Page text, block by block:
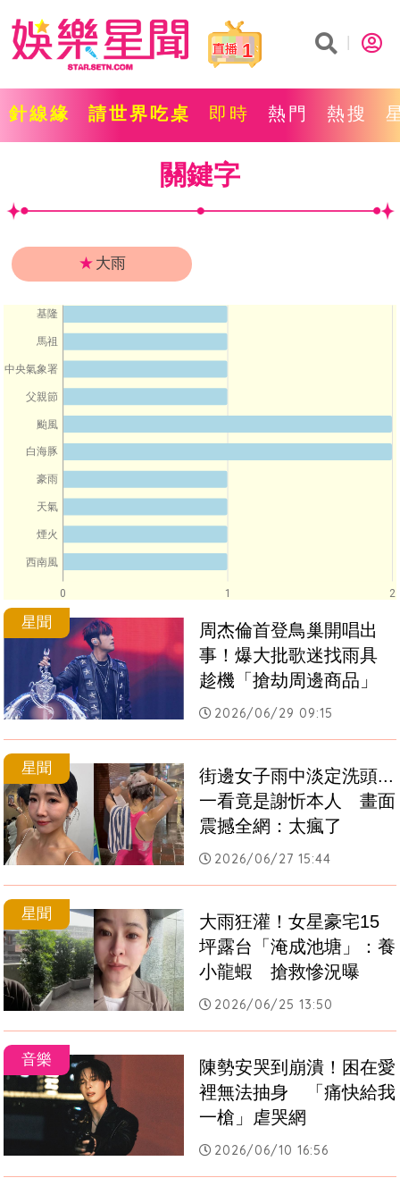
1
針線緣 請世界吃桌 即時 熱門 熱搜
關鍵字
★ 大雨
0 1 2
基隆
馬祖
中央氣象署
父親節
颱風
白海豚
豪雨
天氣
煙火
西南風
星聞
周杰倫首登鳥巢開唱出
事！爆大批歌迷找雨具
趁機「搶劫周邊商品」
2026/06/29 09:15
星聞
街邊女子雨中淡定洗頭...
一看竟是謝忻本人　畫面
震撼全網：太瘋了
2026/06/27 15:44
星聞
大雨狂灌！女星豪宅15
坪露台「淹成池塘」：養
小龍蝦　搶救慘況曝
2026/06/25 13:50
音樂
陳勢安哭到崩潰！困在愛
裡無法抽身　「痛快給我
一槍」虐哭網
2026/06/10 16:56